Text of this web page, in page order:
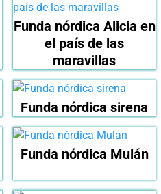
Funda nórdica Alicia en
el país de las
maravillas
Funda nórdica sirena
Funda nórdica Mulán